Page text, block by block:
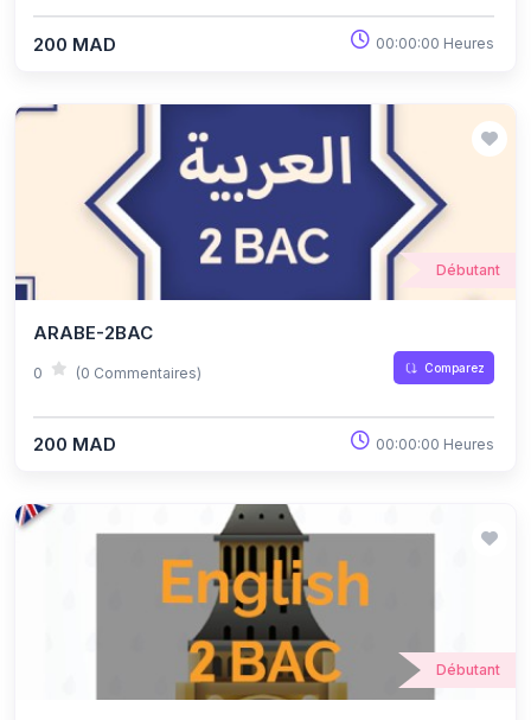
200 MAD 00:00:00 Heures
Débutant
ARABE-2BAC
0 (0 Commentaires) Comparez
200 MAD 00:00:00 Heures
Débutant